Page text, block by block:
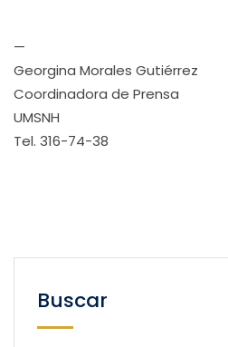
—
Georgina Morales Gutiérrez
Coordinadora de Prensa
UMSNH
Tel. 316-74-38
Buscar